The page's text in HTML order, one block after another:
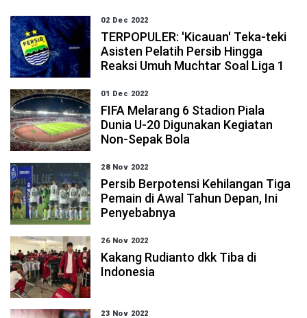
02 Dec 2022
TERPOPULER: 'Kicauan' Teka-teki
Asisten Pelatih Persib Hingga
Reaksi Umuh Muchtar Soal Liga 1
01 Dec 2022
FIFA Melarang 6 Stadion Piala
Dunia U-20 Digunakan Kegiatan
Non-Sepak Bola
28 Nov 2022
Persib Berpotensi Kehilangan Tiga
Pemain di Awal Tahun Depan, Ini
Penyebabnya
26 Nov 2022
Kakang Rudianto dkk Tiba di
Indonesia
23 Nov 2022